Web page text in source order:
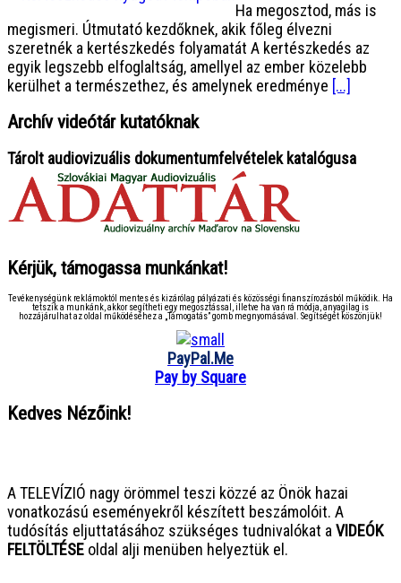
Ha megosztod, más is
megismeri. Útmutató kezdőknek, akik főleg élvezni
szeretnék a kertészkedés folyamatát A kertészkedés az
egyik legszebb elfoglaltság, amellyel az ember közelebb
kerülhet a természethez, és amelynek eredménye [...]
Archív videótár kutatóknak
Tárolt audiovizuális dokumentumfelvételek katalógusa
Kérjük, támogassa munkánkat!
Tevékenységünk reklámoktól mentes és kizárólag pályázati és közösségi finanszírozásból működik. Ha
tetszik a munkánk, akkor segítheti egy megosztással, illetve ha van rá módja, anyagilag is
hozzájárulhat az oldal működéséhez a „Támogatás” gomb megnyomásával. Segítségét köszönjük!
PayPal.Me
Pay by Square
Kedves Nézőink!
A TELEVÍZIÓ nagy örömmel teszi közzé az Önök hazai
vonatkozású eseményekről készített beszámolóit. A
tudósítás eljuttatásához szükséges tudnivalókat a VIDEÓK
FELTÖLTÉSE oldal alji menüben helyeztük el.